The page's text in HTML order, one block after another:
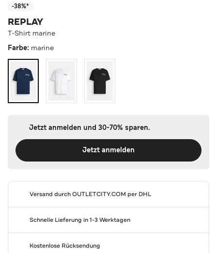
-38%*
REPLAY
T-Shirt marine
Farbe: marine
Jetzt anmelden und 30-70% sparen.
Jetzt anmelden
Versand durchOUTLETCITY.COM per DHL
Schnelle Lieferung in 1-3 Werktagen
Kostenlose Rücksendung